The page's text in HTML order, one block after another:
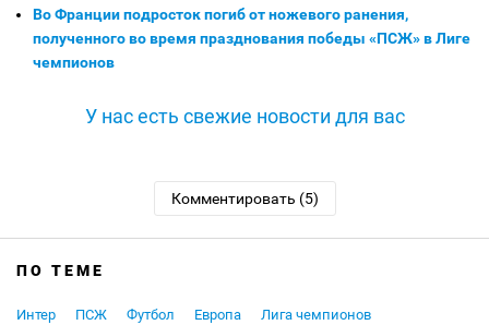
Во Франции подросток погиб от ножевого ранения,
полученного во время празднования победы «ПСЖ» в Лиге
чемпионов
У нас есть свежие новости для вас
Комментировать (5)
ПО ТЕМЕ
Интер ПСЖ Футбол Европа Лига чемпионов